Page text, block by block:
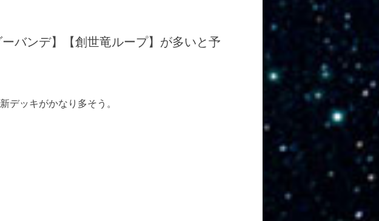
バンデ】【創世竜ループ】が多いと予
デッキがかなり多そう。